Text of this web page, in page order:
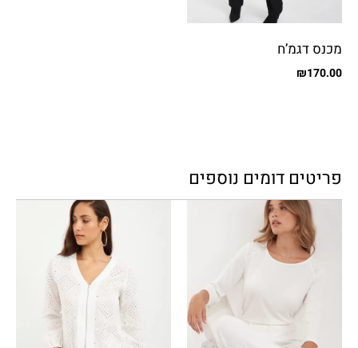
מכנס דגמ’ח
₪170.00
פריטים דומים נוספים